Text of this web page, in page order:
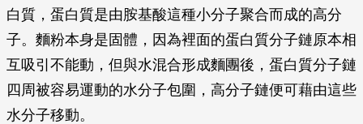
白質，蛋白質是由胺基酸這種小分子聚合而成的高分
子。麵粉本身是固體，因為裡面的蛋白質分子鏈原本相
互吸引不能動，但與水混合形成麵團後，蛋白質分子鏈
四周被容易運動的水分子包圍，高分子鏈便可藉由這些
水分子移動。